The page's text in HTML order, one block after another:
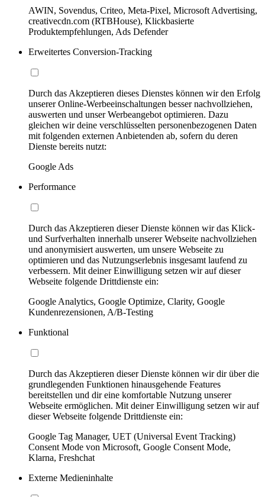
AWIN, Sovendus, Criteo, Meta-Pixel, Microsoft Advertising,
creativecdn.com (RTBHouse), Klickbasierte
Produktempfehlungen, Ads Defender
Erweitertes Conversion-Tracking
Durch das Akzeptieren dieses Dienstes können wir den Erfolg
unserer Online-Werbeeinschaltungen besser nachvollziehen,
auswerten und unser Werbeangebot optimieren. Dazu
gleichen wir deine verschlüsselten personenbezogenen Daten
mit folgenden externen Anbietenden ab, sofern du deren
Dienste bereits nutzt:
Google Ads
Performance
Durch das Akzeptieren dieser Dienste können wir das Klick-
und Surfverhalten innerhalb unserer Webseite nachvollziehen
und anonymisiert auswerten, um unsere Webseite zu
optimieren und das Nutzungserlebnis insgesamt laufend zu
verbessern. Mit deiner Einwilligung setzen wir auf dieser
Webseite folgende Drittdienste ein:
Google Analytics, Google Optimize, Clarity, Google
Kundenrezensionen, A/B-Testing
Funktional
Durch das Akzeptieren dieser Dienste können wir dir über die
grundlegenden Funktionen hinausgehende Features
bereitstellen und dir eine komfortable Nutzung unserer
Webseite ermöglichen. Mit deiner Einwilligung setzen wir auf
dieser Webseite folgende Drittdienste ein:
Google Tag Manager, UET (Universal Event Tracking)
Consent Mode von Microsoft, Google Consent Mode,
Klarna, Freshchat
Externe Medieninhalte